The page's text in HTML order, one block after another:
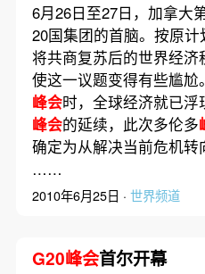
6月26日至27日，加拿大
20国集团的首脑。按原计
将共商复苏后的世界经
使这一议题变得有些尴尬
峰会时，全球经济就已
峰会的延续，此次多伦多
确定为从解决当前危机转
……
2010年6月25日 · 世界频道
G20峰会首尔开幕